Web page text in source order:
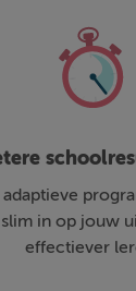
in op jouw
effectiever